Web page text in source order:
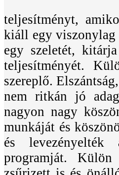
teljesítményt,
kiáll egy viszonylag
egy szeletét,
teljesítményét.
szereplő.
nem ritkán jó
nagyon nagy
munkáját és
és
programját.